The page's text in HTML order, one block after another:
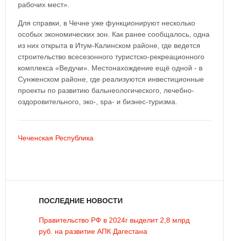
рабочих мест».
Для справки, в Чечне уже функционируют несколько
особых экономических зон. Как ранее сообщалось, одна
из них открыта в Итум-Калинском районе, где ведется
строительство всесезонного туристско-рекреационного
комплекса «Ведучи». Местонахождение ещё одной - в
Сунженском районе, где реализуются инвестиционные
проекты по развитию бальнеологического, лечебно-
оздоровительного, эко-, spa‑ и бизнес-туризма.
Чеченская Республика
ПОСЛЕДНИЕ НОВОСТИ
Правительство РФ в 2024г выделит 2,8 млрд
руб. на развитие АПК Дагестана